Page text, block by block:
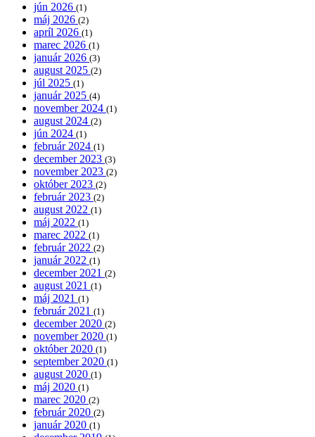
jún 2026 (1)
máj 2026 (2)
apríl 2026 (1)
marec 2026 (1)
január 2026 (3)
august 2025 (2)
júl 2025 (1)
január 2025 (4)
november 2024 (1)
august 2024 (2)
jún 2024 (1)
február 2024 (1)
december 2023 (3)
november 2023 (2)
október 2023 (2)
február 2023 (2)
august 2022 (1)
máj 2022 (1)
marec 2022 (1)
február 2022 (2)
január 2022 (1)
december 2021 (2)
august 2021 (1)
máj 2021 (1)
február 2021 (1)
december 2020 (2)
november 2020 (1)
október 2020 (1)
september 2020 (1)
august 2020 (1)
máj 2020 (1)
marec 2020 (2)
február 2020 (2)
január 2020 (1)